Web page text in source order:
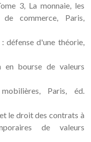
3, La monnaie, les
commerce, Paris,
défense d'une théorie,
en bourse de valeurs
Paris, éd.
le droit des contrats à
de valeurs